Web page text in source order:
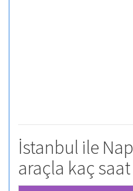
İstanbul ile
araçla kaç